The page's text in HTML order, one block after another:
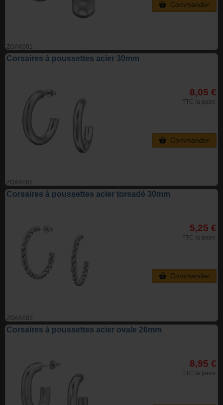
ZOAK001
Commander
Corsaires à poussettes acier 30mm
ZOAK002
8,05 €
TTC la paire
Commander
Corsaires à poussettes acier torsadé 30mm
ZOAK003
5,25 €
TTC la paire
Commander
Corsaires à poussettes acier ovale 26mm
8,95 €
TTC la paire